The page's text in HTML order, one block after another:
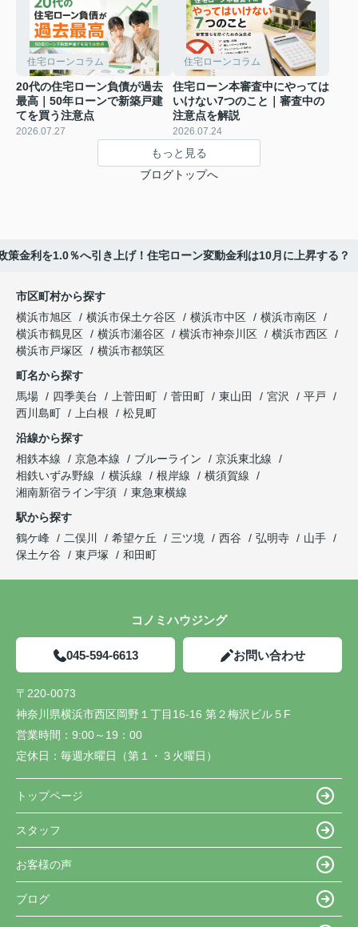
住宅ローンコラム
20代の住宅ローン負債が過去
最高｜50年ローンで新築戸建
てを買う注意点
2026.07.27
住宅ローンコラム
住宅ローン本審査中にやっては
いけない7つのこと｜審査中の
注意点を解説
2026.07.24
もっと見る
ブログトップへ
策金利を1.0％へ引き上げ！住宅ローン変動金利は10月に上昇する？
市区町村から探す
横浜市旭区
横浜市保土ケ谷区 横浜市中区
横浜市南区
横浜市鶴見区
横浜市瀬谷区 横浜市神奈川区
横浜市西区
横浜市戸塚区
横浜市都筑区
町名から探す
馬場
四季美台 上菅田町 菅田町 東山田 宮沢
平戸
西川島町
上白根
松見町
沿線から探す
相鉄本線
京急本線 ブルーライン
京浜東北線
相鉄いずみ野線
横浜線 根岸線
横須賀線
湘南新宿ライン宇須
東急東横線
駅から探す
鶴ケ峰
二俣川 希望ケ丘 三ツ境 西谷 弘明寺
山手
保土ケ谷
東戸塚 和田町
コノミハウジング
045-594-6613 お問い合わせ
〒220-0073
神奈川県横浜市西区岡野１丁目16-16 第２梅沢ビル５F
営業時間： 9:00～19：00
定休日： 毎週水曜日（第１・３火曜日）
トップページ
スタッフ
お客様の声
ブログ